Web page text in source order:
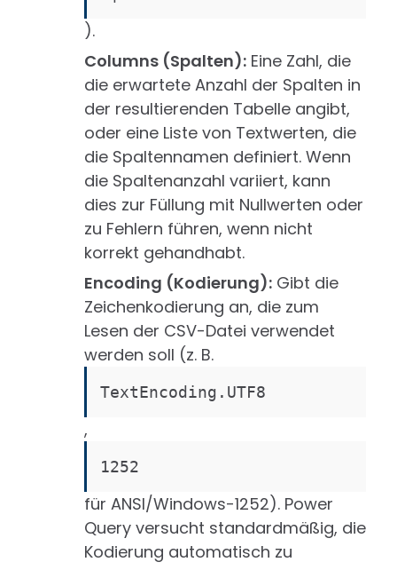
).
Columns (Spalten): Eine Zahl, die
die erwartete Anzahl der Spalten in
der resultierenden Tabelle angibt,
oder eine Liste von Textwerten, die
die Spaltennamen definiert. Wenn
die Spaltenanzahl variiert, kann
dies zur Füllung mit Nullwerten oder
zu Fehlern führen, wenn nicht
korrekt gehandhabt.
Encoding (Kodierung): Gibt die
Zeichenkodierung an, die zum
Lesen der CSV-Datei verwendet
werden soll (z. B.
TextEncoding.UTF8
,
1252
für ANSI/Windows-1252). Power
Query versucht standardmäßig, die
Kodierung automatisch zu